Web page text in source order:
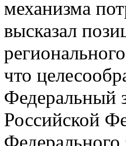
механизма
высказал
что
Федеральный
Российской
Федерального